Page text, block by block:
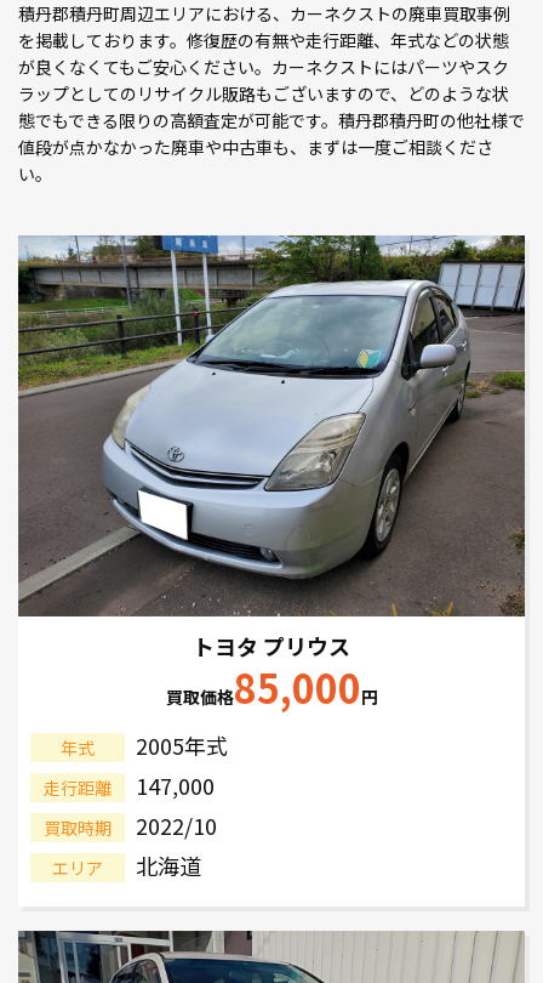
積丹郡積丹町周辺エリアにおける、カーネクストの廃車買取事例
を掲載しております。修復歴の有無や走行距離、年式などの状態
が良くなくてもご安心ください。カーネクストにはパーツやスク
ラップとしてのリサイクル販路もございますので、どのような状
態でもできる限りの高額査定が可能です。積丹郡積丹町の他社様で
値段が点かなかった廃車や中古車も、まずは一度ご相談くださ
い。
トヨタ プリウス
買取価格85,000円
年式 2005年式
走行距離 147,000
買取時期 2022/10
エリア 北海道